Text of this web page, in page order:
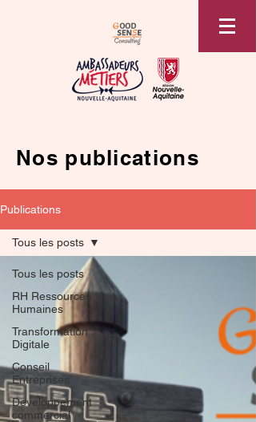
Nos publications
Publications
Tous les posts
RH Ressources
Humaines
Transformation
Digitale
Conseil
Entreprises
Developpement
commercial
Tous les posts